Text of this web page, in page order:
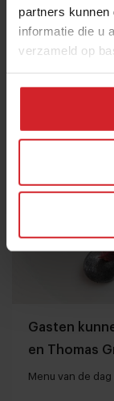
partners
informatie die u
verzameld op
Trendwatcher
Foodservice
Gasten
en Thomas
Menu van de